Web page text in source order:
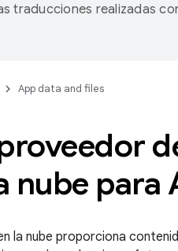
traducciones realizadas
App data and files
nube para
la nube proporciona